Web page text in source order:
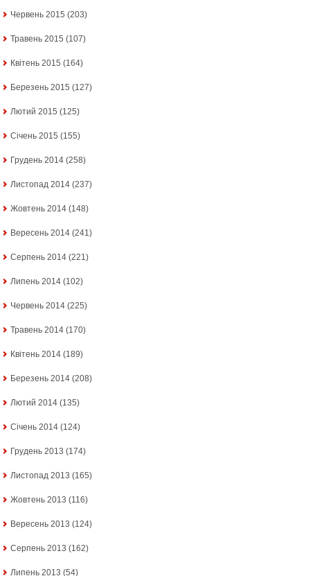
Червень 2015 (203)
Травень 2015 (107)
Квітень 2015 (164)
Березень 2015 (127)
Лютий 2015 (125)
Січень 2015 (155)
Грудень 2014 (258)
Листопад 2014 (237)
Жовтень 2014 (148)
Вересень 2014 (241)
Серпень 2014 (221)
Липень 2014 (102)
Червень 2014 (225)
Травень 2014 (170)
Квітень 2014 (189)
Березень 2014 (208)
Лютий 2014 (135)
Січень 2014 (124)
Грудень 2013 (174)
Листопад 2013 (165)
Жовтень 2013 (116)
Вересень 2013 (124)
Серпень 2013 (162)
Липень 2013 (54)